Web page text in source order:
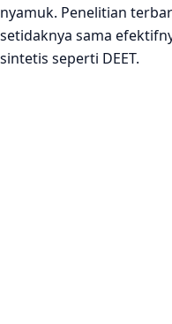
nyamuk. Penelitian
setidaknya sama
sintetis seperti DEET.